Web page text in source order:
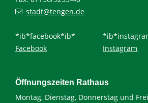
stadt@tengen.de
*ib*facebook*ib*
Facebook
Instagram
Öffnungszeiten Rathaus
Montag, Dienstag, Donnerstag und